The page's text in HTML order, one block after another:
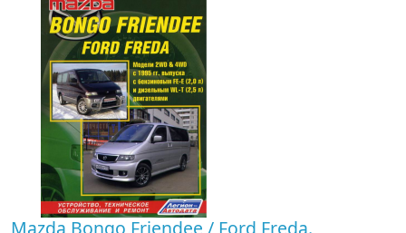
Mazda Bongo Friendee / Ford Freda.